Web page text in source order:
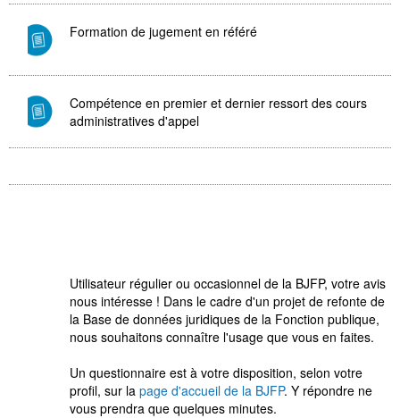
Formation de jugement en référé
Compétence en premier et dernier ressort des cours
administratives d'appel
Utilisateur régulier ou occasionnel de la BJFP, votre avis
nous intéresse ! Dans le cadre d'un projet de refonte de
la Base de données juridiques de la Fonction publique,
nous souhaitons connaître l'usage que vous en faites.
Un questionnaire est à votre disposition, selon votre
profil, sur la page d'accueil de la BJFP. Y répondre ne
vous prendra que quelques minutes.